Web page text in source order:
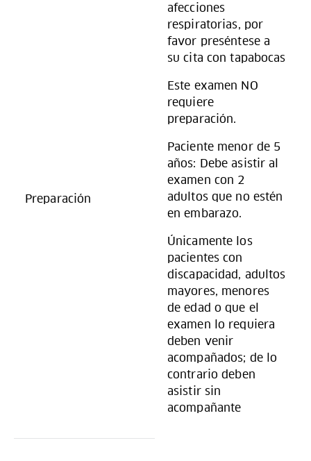
Preparación
afecciones
respiratorias, por
favor preséntese a
su cita con tapabocas
Este examen NO
requiere
preparación.
Paciente menor de 5
años: Debe asistir al
examen con 2
adultos que no estén
en embarazo.
Únicamente los
pacientes con
discapacidad, adultos
mayores, menores
de edad o que el
examen lo requiera
deben venir
acompañados; de lo
contrario deben
asistir sin
acompañante